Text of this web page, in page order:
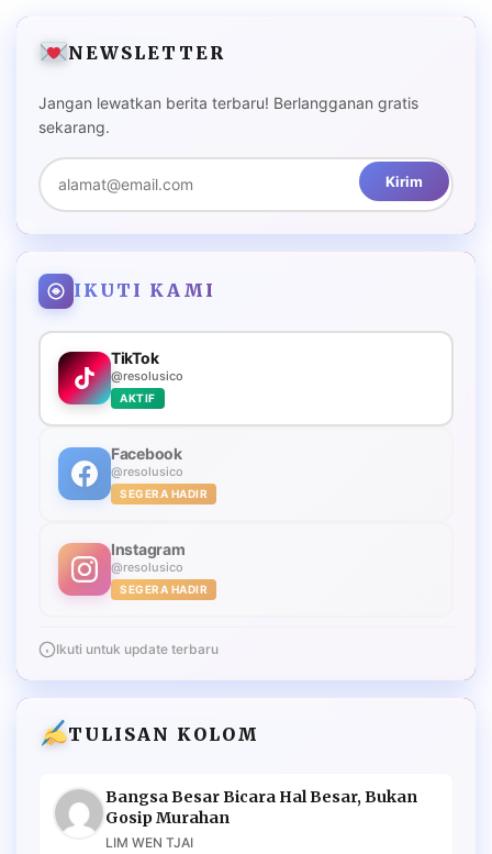
NEWSLETTER
Jangan lewatkan berita terbaru! Berlangganan gratis
sekarang.
Kirim
IKUTI KAMI
TikTok
@resolusico
AKTIF
Facebook
@resolusico
SEGERA HADIR
Instagram
@resolusico
SEGERA HADIR
Ikuti untuk update terbaru
TULISAN KOLOM
Bangsa Besar Bicara Hal Besar, Bukan
Gosip Murahan
LIM WEN TJAI